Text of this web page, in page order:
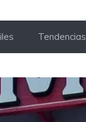
Tendencias